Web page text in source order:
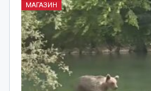
МАГАЗИН